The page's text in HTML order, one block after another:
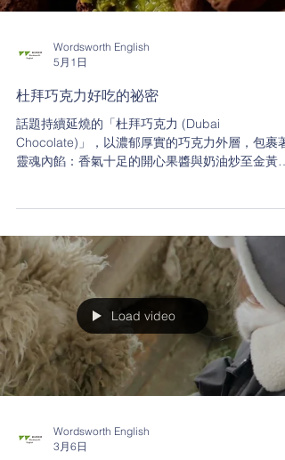
Wordsworth English
5月1日
杜拜巧克力好吃的祕密
話題持續延燒的「杜拜巧克力 (Dubai
Chocolate)」，以濃郁厚實的巧克力外層，包裹著
靈魂內餡：香氣十足的開心果醬與奶油炒至金黃酥
Load video
Wordsworth English
3月6日